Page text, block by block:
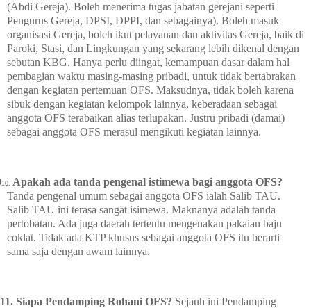
(Abdi Gereja). Boleh menerima tugas jabatan gerejani seperti
Pengurus Gereja, DPSI, DPPI, dan sebagainya). Boleh masuk
organisasi Gereja, boleh ikut pelayanan dan aktivitas Gereja, baik di
Paroki, Stasi, dan Lingkungan yang sekarang lebih dikenal dengan
sebutan KBG. Hanya perlu diingat, kemampuan dasar dalam hal
pembagian waktu masing-masing pribadi, untuk tidak bertabrakan
dengan kegiatan pertemuan OFS. Maksudnya, tidak boleh karena
sibuk dengan kegiatan kelompok lainnya, keberadaan sebagai
anggota OFS terabaikan alias terlupakan. Justru pribadi (damai)
sebagai anggota OFS merasul mengikuti kegiatan lainnya.
10. Apakah ada tanda pengenal istimewa bagi anggota OFS?
Tanda pengenal umum sebagai anggota OFS ialah Salib TAU.
Salib TAU ini terasa sangat isimewa. Maknanya adalah tanda
pertobatan. Ada juga daerah tertentu mengenakan pakaian baju
coklat. Tidak ada KTP khusus sebagai anggota OFS itu berarti
sama saja dengan awam lainnya.
Siapa Pendamping Rohani OFS? Sejauh ini Pendamping